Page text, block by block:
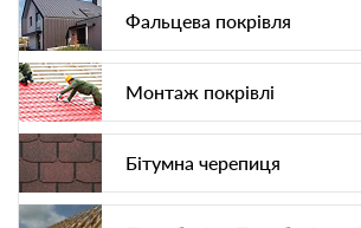
Фальцева покрівля
Монтаж покрівлі
Бітумна черепиця